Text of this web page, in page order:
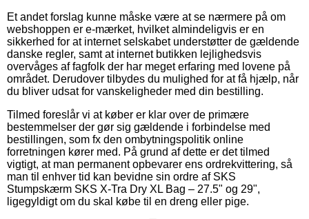
Et andet forslag kunne måske være at se nærmere på om
webshoppen er e-mærket, hvilket almindeligvis er en
sikkerhed for at internet selskabet understøtter de gældende
danske regler, samt at internet butikken lejlighedsvis
overvåges af fagfolk der har meget erfaring med lovene på
området. Derudover tilbydes du mulighed for at få hjælp, når
du bliver udsat for vanskeligheder med din bestilling.
Tilmed foreslår vi at køber er klar over de primære
bestemmelser der gør sig gældende i forbindelse med
bestillingen, som fx den ombytningspolitik online
forretningen kører med. På grund af dette er det tilmed
vigtigt, at man permanent opbevarer ens ordrekvittering, så
man til enhver tid kan bevidne sin ordre af SKS
Stumpskærm SKS X-Tra Dry XL Bag – 27.5" og 29",
ligegyldigt om du skal købe til en dreng eller pige.